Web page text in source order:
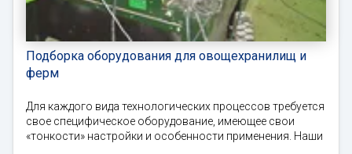
Подборка оборудования для овощехранилищ и
ферм
Для каждого вида технологических процессов требуется
свое специфическое оборудование, имеющее свои
«тонкости» настройки и особенности применения. Наши